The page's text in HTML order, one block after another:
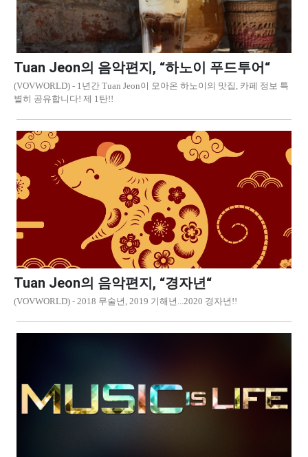
Tuan Jeon의 음악편지, “하노이 푸드투어“
(VOVWORLD) - 1년간 Tuan Jeon이 모아온 하노이의 맛집, 카페 정보 특
별히 공유합니다! 제 1탄!!
Tuan Jeon의 음악편지, “경자년“
(VOVWORLD) - 2018 무술년, 2019 기해년...2020 경자년!!